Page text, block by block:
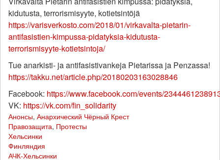
kidutusta, terrorismisyyte, kotietsintöjä
https://varisverkosto.com/2018/01/virkavalta-pietarin-
antifasistien-kimpussa-pidatyksia-kidutusta-
terrorismisyyte-kotietsintoja/
Tue anarkisti- ja antifasistivankeja Pietarissa ja Penzassa!
https://takku.net/article.php/20180203163028846
Facebook: https://www.facebook.com/events/
VK: https://vk.com/fin_solidarity
Анонсы, Анархический Чёрный Крест
Правозащита, Протесты
Хельсинки
Финляндия
АЧК-Хельсинки